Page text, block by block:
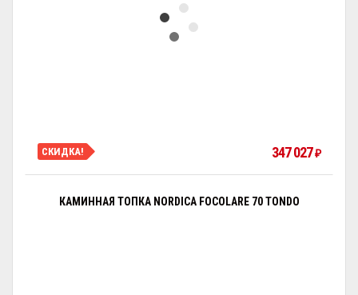
СКИДКА! 347 027₽
КАМИННАЯ ТОПКА NORDICA FOCOLARE 70 TONDO